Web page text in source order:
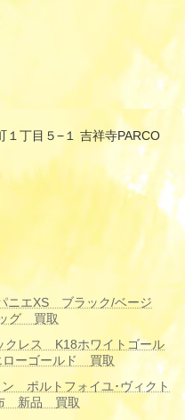
１丁目５−１ 吉祥寺PARCO
ニエXS ブラック/ベージ
グ 買取
レス K18ホワイトゴール
ーゴールド 買取
ポルトフォイユ･ヴィクト
新品 買取